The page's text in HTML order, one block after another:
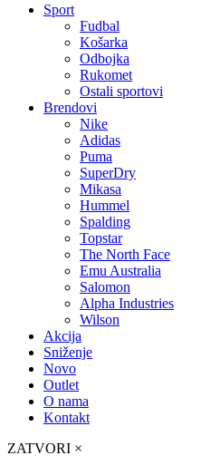
Sport
Fudbal
Košarka
Odbojka
Rukomet
Ostali sportovi
Brendovi
Nike
Adidas
Puma
SuperDry
Mikasa
Hummel
Spalding
Topstar
The North Face
Emu Australia
Salomon
Alpha Industries
Wilson
Akcija
Sniženje
Novo
Outlet
O nama
Kontakt
ZATVORI ×